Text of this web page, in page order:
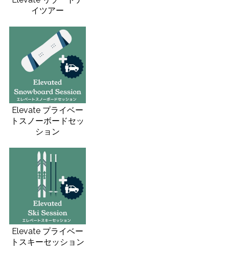
イツアー
Elevate プライベー
トスノーボードセッ
ション
Elevate プライベー
トスキーセッション